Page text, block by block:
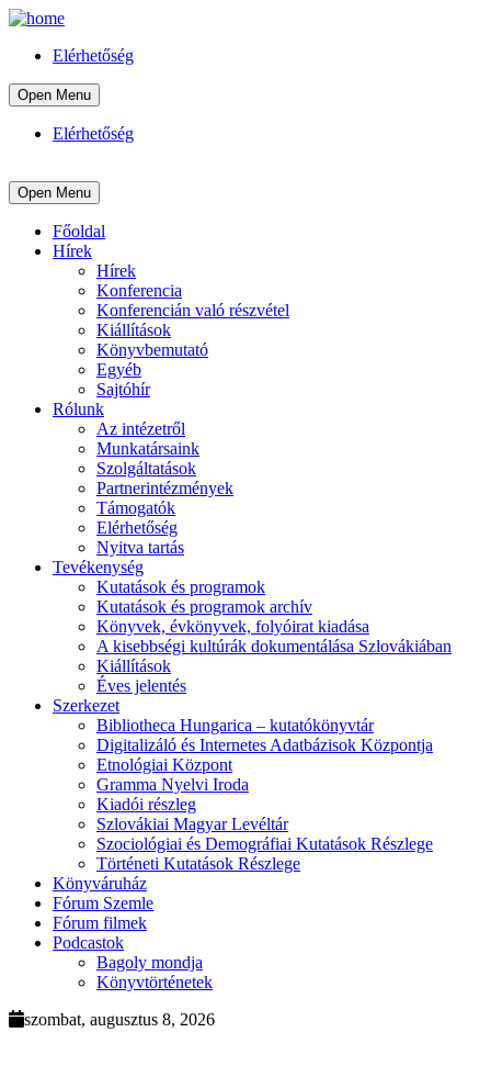
Elérhetőség
Open Menu
Elérhetőség
Open Menu
Főoldal
Hírek
Hírek
Konferencia
Konferencián való részvétel
Kiállítások
Könyvbemutató
Egyéb
Sajtóhír
Rólunk
Az intézetről
Munkatársaink
Szolgáltatások
Partnerintézmények
Támogatók
Elérhetőség
Nyitva tartás
Tevékenység
Kutatások és programok
Kutatások és programok archív
Könyvek, évkönyvek, folyóirat kiadása
A kisebbségi kultúrák dokumentálása Szlovákiában
Kiállítások
Éves jelentés
Szerkezet
Bibliotheca Hungarica – kutatókönyvtár
Digitalizáló és Internetes Adatbázisok Központja
Etnológiai Központ
Gramma Nyelvi Iroda
Kiadói részleg
Szlovákiai Magyar Levéltár
Szociológiai és Demográfiai Kutatások Részlege
Történeti Kutatások Részlege
Könyváruház
Fórum Szemle
Fórum filmek
Podcastok
Bagoly mondja
Könyvtörténetek
szombat, augusztus 8, 2026